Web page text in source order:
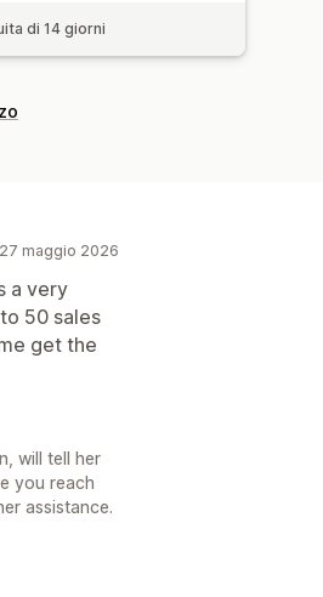
di 14 giorni
maggio 2026
a very
50 sales
get the
will tell her
you reach
assistance.